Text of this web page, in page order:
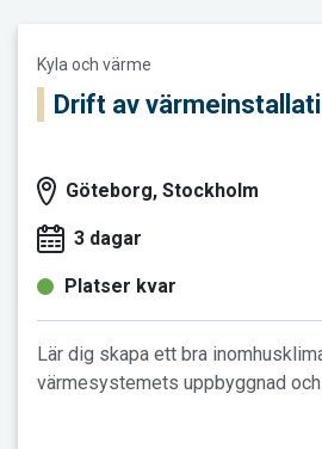
Kyla och värme
Drift av
Göteborg, Stockholm
3 dagar
Platser kvar
Lär dig skapa ett bra
värmesystemets uppbyggnad